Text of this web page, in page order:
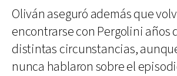
Oliván aseguró además que
encontrarse con Pergolini años
distintas circunstancias,
nunca hablaron sobre el